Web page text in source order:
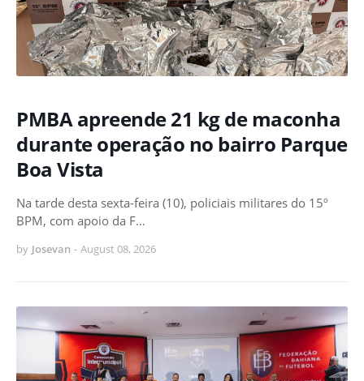
PMBA apreende 21 kg de maconha
durante operação no bairro Parque
Boa Vista
Na tarde desta sexta-feira (10), policiais militares do 15º
BPM, com apoio da F…
by Josevan - August 08, 2026